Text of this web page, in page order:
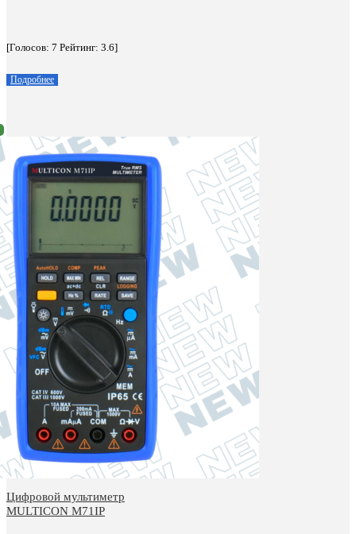
[Голосов: 7 Рейтинг: 3.6]
Подробнее
Цифровой мультиметр
MULTICON M71IP